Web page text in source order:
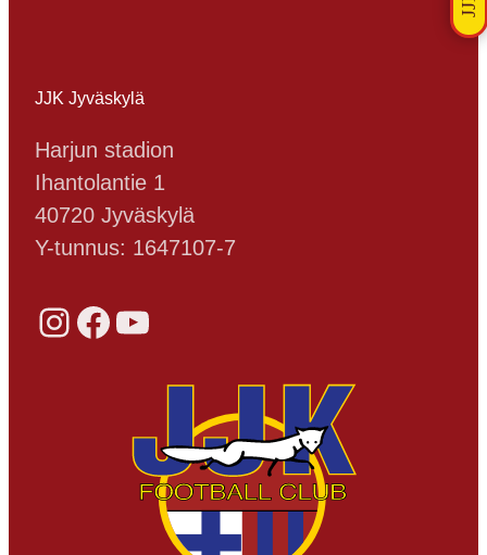
JJK Jyväskylä
Harjun stadion
Ihantolantie 1
40720 Jyväskylä
Y-tunnus: 1647107-7
Instagram Facebook YouTube